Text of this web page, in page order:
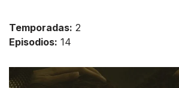
Temporadas: 2
Episodios: 14